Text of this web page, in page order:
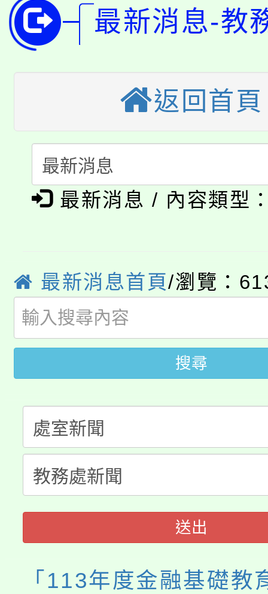
生本土語及新住民語歌
公告本校115學年度第
代理(課)教師甄選結果(
公告本校115學年度第
代理(課)教師甄選結果(
轉知中國文化大學推廣
《TA101》溝通分析基
程，歡迎學生輔導中心
心理、諮商輔導、社會
系所師生報名參加。
轉知苗栗縣政府辦理
縣市「校園短影音徵選
門員」簡章及活動海報
踴躍報名參加。
桃園市115學年度學生
要點
「桃園市補助參觀特色
展演活動實施計畫」
淨零綠領人才培育課程
車」活動
桃園市115學年度學生
生本土語及新住民語歌
公告本校115學年度第
代理(課)教師甄選結果(
公告本校115學年度第
代理(課)教師甄選結果(
轉知中國文化大學推廣
《TA101》溝通分析基
程，歡迎學生輔導中心
心理、諮商輔導、社會
轉知苗栗縣政府辦理
縣市「校園短影音徵選
門員」簡章及活動海報
踴躍報名參加。
桃園市115學年度學生
要點
「桃園市補助參觀特色
展演活動實施計畫」
最新消息-教
返回首頁
最新消息 / 內容類型
最新消息首頁/瀏覽：
搜尋
送出
「113年度金融基礎教